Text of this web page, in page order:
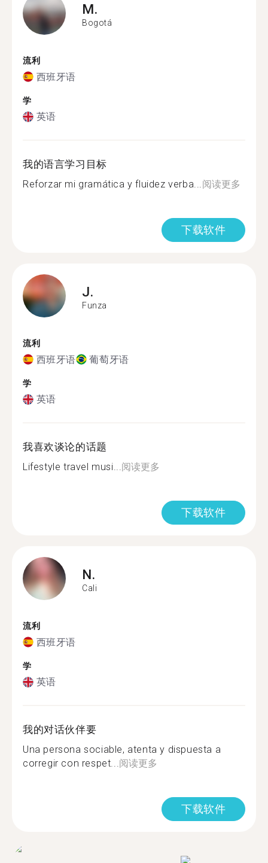
M.
Bogotá
流利
西班牙语
学
英语
我的语言学习目标
Reforzar mi gramática y fluidez verba...阅读更多
下载软件
J.
Funza
流利
西班牙语 葡萄牙语
学
英语
我喜欢谈论的话题
Lifestyle travel musi...阅读更多
下载软件
N.
Cali
流利
西班牙语
学
英语
我的对话伙伴要
Una persona sociable, atenta y dispuesta a
corregir con respet...阅读更多
下载软件